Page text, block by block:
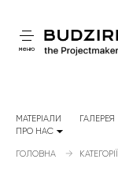
меню
МАТЕРІАЛИ ГАЛЕРЕЯ
ПРО НАС
ГОЛОВНА